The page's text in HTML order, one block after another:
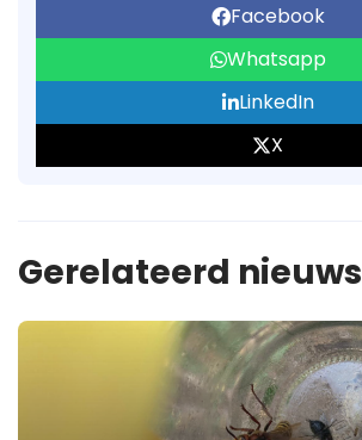
Facebook
Whatsapp
LinkedIn
X
Gerelateerd nieuws